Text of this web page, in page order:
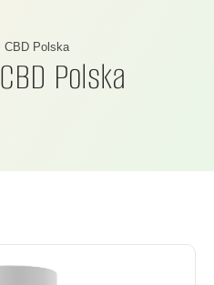
CBD Polska
CBD Polska